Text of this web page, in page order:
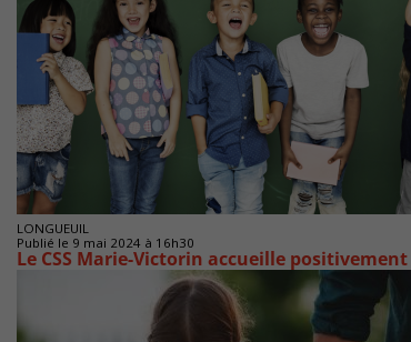
LONGUEUIL
Publié le 9 mai 2024 à 16h30
Le CSS Marie-Victorin accueille